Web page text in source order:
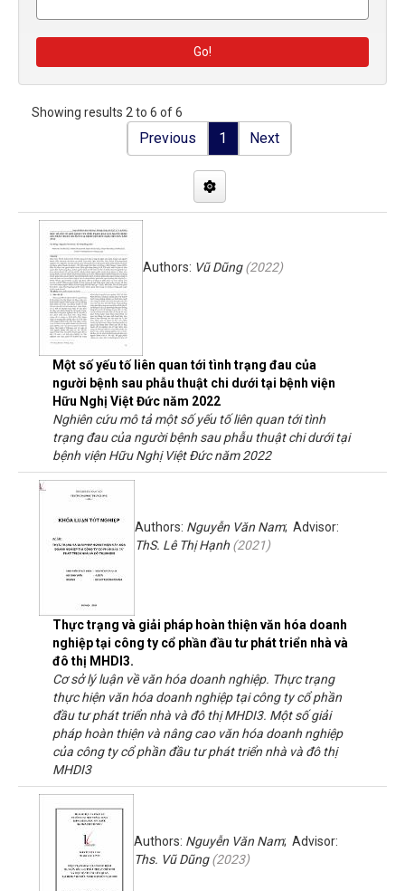
Showing results 2 to 6 of 6
Previous 1 Next
Một số yếu tố liên quan tới tình trạng đau của
người bệnh sau phẫu thuật chi dưới tại bệnh viện
Hữu Nghị Việt Đức năm 2022
Authors: Vũ Dũng(2022)
Nghiên cứu mô tả một số yếu tố liên quan tới tình
trạng đau của người bệnh sau phẫu thuật chi dưới tại
bệnh viện Hữu Nghị Việt Đức năm 2022
Thực trạng và giải pháp hoàn thiện văn hóa doanh
nghiệp tại công ty cổ phần đầu tư phát triển nhà và
đô thị MHDI3.
Authors: Nguyễn Văn Nam; Advisor:
ThS. Lê Thị Hạnh (2021)
Cơ sở lý luận về văn hóa doanh nghiệp. Thực trạng
thực hiện văn hóa doanh nghiệp tại công ty cổ phần
đầu tư phát triển nhà và đô thị MHDI3. Một số giải
pháp hoàn thiện và nâng cao văn hóa doanh nghiệp
của công ty cổ phần đầu tư phát triển nhà và đô thị
MHDI3
Authors: Nguyễn Văn Nam; Advisor:
Ths. Vũ Dũng(2023)